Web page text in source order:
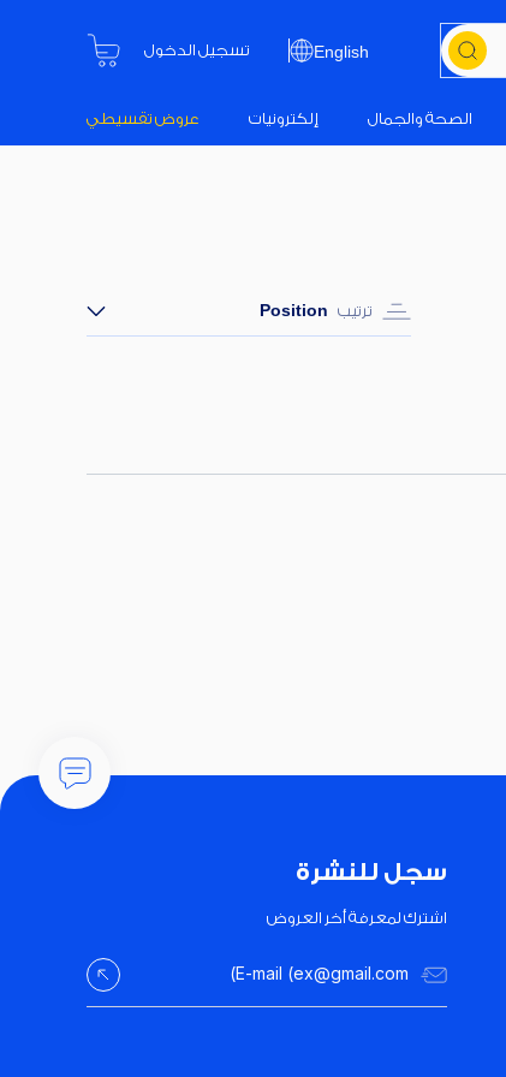
English تسجيل الدخول
الصحة والجمال إلكترونيات عروض تقسيطي
ترتيب Position
سجل للنشرة
اشترك لمعرفة أخر العروض